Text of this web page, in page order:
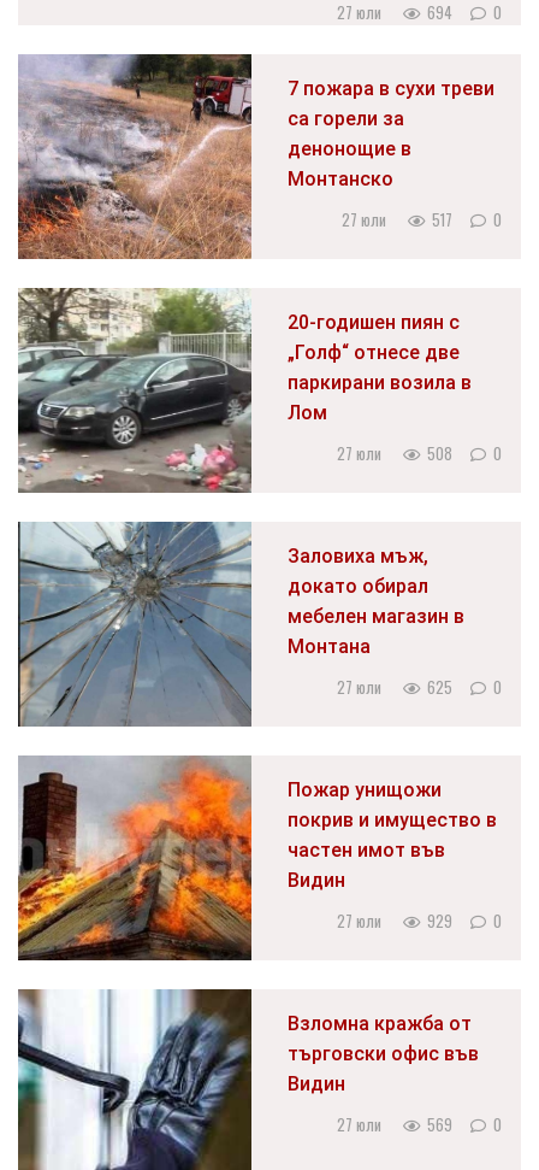
27 юли 694 0
7 пожара в сухи треви
са горели за
денонощие в
Монтанско
27 юли 517 0
20-годишен пиян с
„Голф“ отнесе две
паркирани возила в
Лом
27 юли 508 0
Заловиха мъж,
докато обирал
мебелен магазин в
Монтана
27 юли 625 0
Пожар унищожи
покрив и имущество в
частен имот във
Видин
27 юли 929 0
Взломна кражба от
търговски офис във
Видин
27 юли 569 0